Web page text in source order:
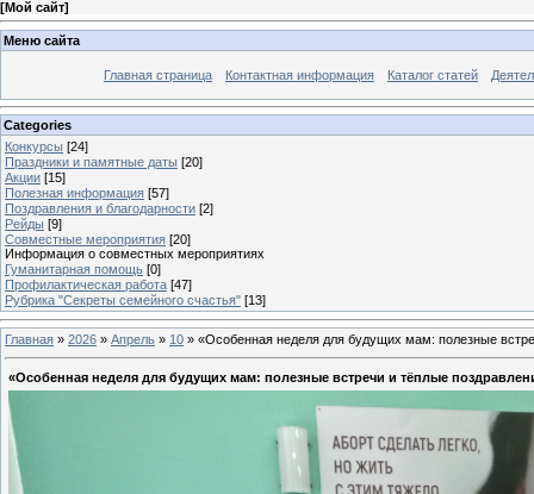
[Мой сайт]
Меню сайта
Главная страница Контактная информация Каталог статей
Categories
Конкурсы [24]
Праздники и памятные даты [20]
Акции [15]
Полезная информация [57]
Поздравления и благодарности [2]
Рейды [9]
Совместные мероприятия [20]
Информация о совместных мероприятиях
Гуманитарная помощь [0]
Профилактическая работа [47]
Рубрика "Секреты семейного счастья" [13]
Главная » 2026 » Апрель » 10 » «Особенная неделя для будущих мам: полезные
«Особенная неделя для будущих мам: полезные встречи и тёплые